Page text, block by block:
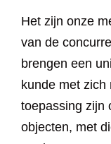
Het zijn onze
van de
brengen een
kunde met zich
toepassing zijn
objecten, met